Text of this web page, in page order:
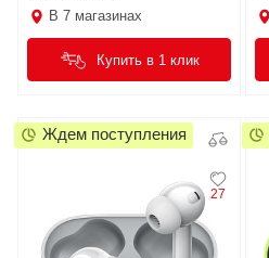
В 7 магазинах
Купить в 1 клик
27
Ждем поступления